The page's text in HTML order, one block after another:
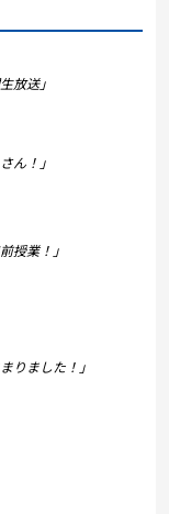
放送」
ん！」
授業！」
りました！」